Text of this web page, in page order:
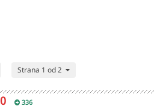
Strana 1 od 2
336